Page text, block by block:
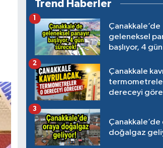
Trend Haberler
Çanakkale’de
geleneksel
başlıyor, 4
1
Çanakkale
dereceyi
2
Çanakkale’de
doğalgaz
3